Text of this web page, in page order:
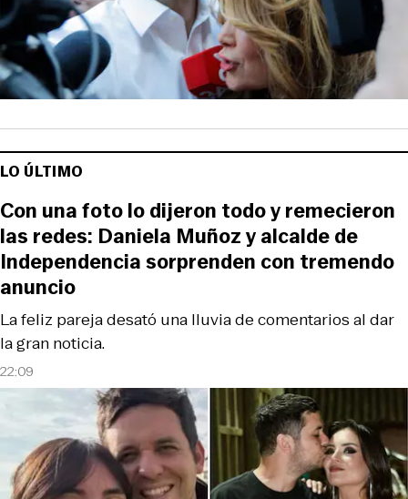
LO ÚLTIMO
22:09
La feliz pareja desató una lluvia de comentarios al dar
la gran noticia.
Con una foto lo dijeron todo y remecieron
las redes: Daniela Muñoz y alcalde de
Independencia sorprenden con tremendo
anuncio